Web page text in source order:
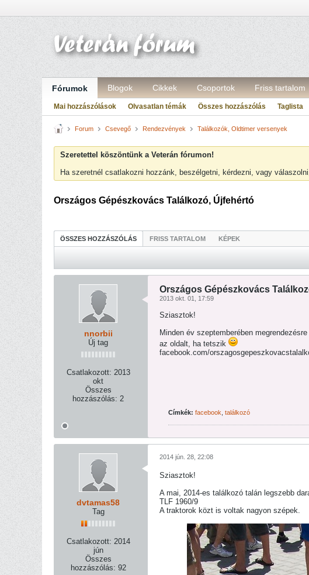
Fórumok Blogok Cikkek Csoportok Friss tartalom
Mai hozzászólások Olvasatlan témák Összes hozzászólás Taglista
Forum Csevegő Rendezvények Találkozók, Oldtimer versenyek
Szeretettel köszöntünk a Veterán fórumon!
Ha szeretnél csatlakozni hozzánk, beszélgetni, kérdezni, vagy
Országos Gépészkovács Találkozó, Újfehértó
ÖSSZES HOZZÁSZÓLÁS FRISS TARTALOM KÉPEK
nnorbii
Új tag
Csatlakozott: 2013
okt
Összes
hozzászólás: 2
Országos Gépészkovács
2013 okt. 01, 17:59
Sziasztok!
Minden év szeptemberében
az oldalt, ha tetszik
facebook.com/
Címkék: facebook találkozó
dvtamas58
Tag
Csatlakozott: 2014
jún
Összes
hozzászólás: 92
2014 jún. 28, 22:08
Sziasztok!
A mai, 2014-es találkozó talán legszebb
TLF 1960/9
A traktorok közt is voltak nagyon szépek.